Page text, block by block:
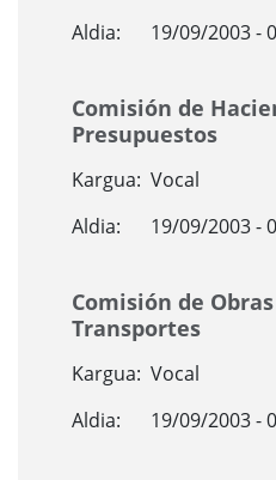
Aldia:
19/09/2003 -
Comisión de
Presupuestos
Kargua: Vocal
Aldia:
19/09/2003 -
Comisión de
Transportes
Kargua: Vocal
Aldia:
19/09/2003 -